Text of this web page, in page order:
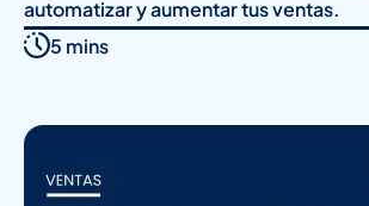
automatizar y aumentar tus ventas.
5 mins